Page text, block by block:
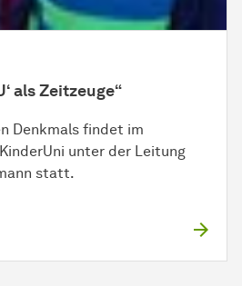
als Zeitzeuge“
Denkmals findet im
unter der Leitung
statt.